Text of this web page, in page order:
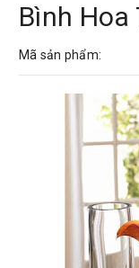
Bình Hoa
Mã sản phẩm: